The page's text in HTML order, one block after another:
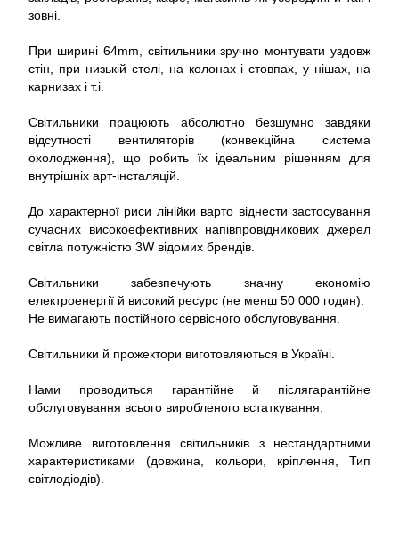
зовні.
При ширині 64mm, світильники зручно монтувати уздовж
стін, при низькій стелі, на колонах і стовпах, у нішах, на
карнизах і т.і.
Світильники працюють абсолютно безшумно завдяки
відсутності вентиляторів (конвекційна система
охолодження), що робить їх ідеальним рішенням для
внутрішніх арт-інсталяцій.
До характерної риси лінійки варто віднести застосування
сучасних високоефективних напівпровідникових джерел
світла потужністю 3W відомих брендів.
Світильники забезпечують значну економію
електроенергії й високий ресурс (не менш 50 000 годин).
Не вимагають постійного сервісного обслуговування.
Світильники й прожектори виготовляються в Україні.
Нами проводиться гарантійне й післягарантійне
обслуговування всього виробленого встаткування.
Можливе виготовлення світильників з нестандартними
характеристиками (довжина, кольори, кріплення, Тип
світлодіодів).